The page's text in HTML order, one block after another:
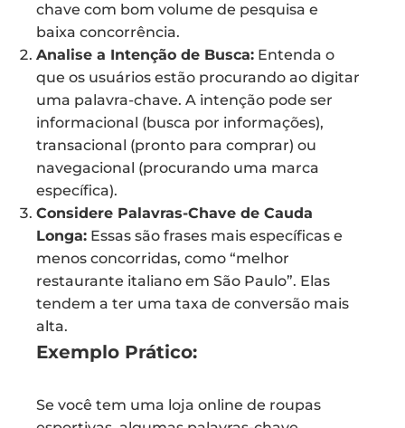
chave com bom volume de pesquisa e
baixa concorrência.
Analise a Intenção de Busca: Entenda o
que os usuários estão procurando ao digitar
uma palavra-chave. A intenção pode ser
informacional (busca por informações),
transacional (pronto para comprar) ou
navegacional (procurando uma marca
específica).
Considere Palavras-Chave de Cauda
Longa: Essas são frases mais específicas e
menos concorridas, como “melhor
restaurante italiano em São Paulo”. Elas
tendem a ter uma taxa de conversão mais
alta.
Exemplo Prático:
Se você tem uma loja online de roupas